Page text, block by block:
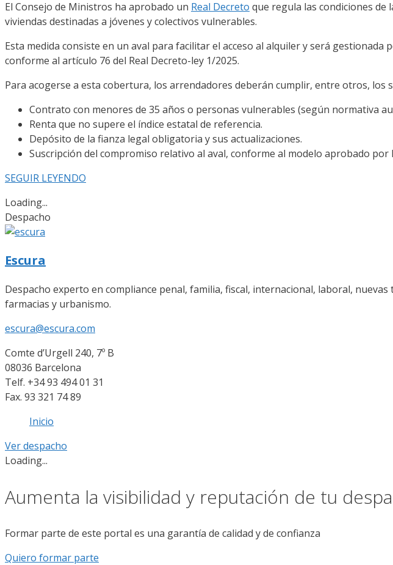
El Consejo de Ministros ha aprobado un Real Decreto que regula las condiciones de
viviendas destinadas a jóvenes y colectivos vulnerables.
Esta medida consiste en un aval para facilitar el acceso al alquiler y será
conforme al artículo 76 del Real Decreto-ley 1/2025.
Para acogerse a esta cobertura, los arrendadores deberán cumplir, entre otros, los
Contrato con menores de 35 años o personas vulnerables (según normativa
Renta que no supere el índice estatal de referencia.
Depósito de la fianza legal obligatoria y sus actualizaciones.
Suscripción del compromiso relativo al aval, conforme al modelo aprobado por
SEGUIR LEYENDO
Loading...
Despacho
Escura
Despacho experto en compliance penal, familia, fiscal, internacional, laboral,
farmacias y urbanismo.
escura@escura.com
Comte d’Urgell 240, 7º B
08036 Barcelona
Telf. +34 93 494 01 31
Fax. 93 321 74 89
Inicio
Ver despacho
Loading...
Aumenta la visibilidad y reputación de tu
Formar parte de este portal es una garantía de calidad y de confianza
Quiero formar parte